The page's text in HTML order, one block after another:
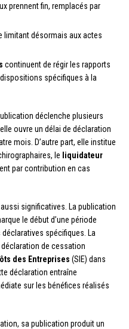
prennent fin, remplacés par
limitant désormais aux actes
continuent de régir les rapports
spécifiques à la
déclenche plusieurs
ouvre un délai de déclaration
mois. D’autre part, elle institue
le liquidateur
par contribution en cas
significatives. La publication
le début d’une période
spécifiques. La
de cessation
des Entreprises (SIE) dans
déclaration entraîne
sur les bénéfices réalisés
sa publication produit un